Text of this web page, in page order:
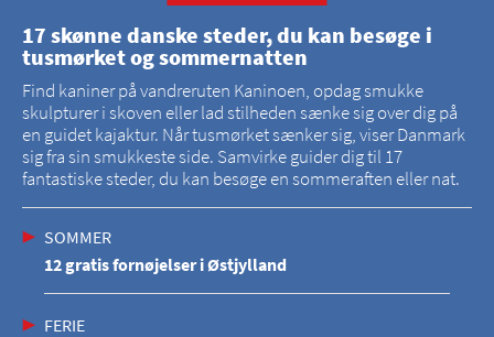
17 skønne danske steder, du kan besøge i
tusmørket og sommernatten
Find kaniner på vandreruten Kaninoen, opdag smukke
skulpturer i skoven eller lad stilheden sænke sig over dig på
en guidet kajaktur. Når tusmørket sænker sig, viser Danmark
sig fra sin smukkeste side. Samvirke guider dig til 17
fantastiske steder, du kan besøge en sommeraften eller nat.
SOMMER
12 gratis fornøjelser i Østjylland
FERIE